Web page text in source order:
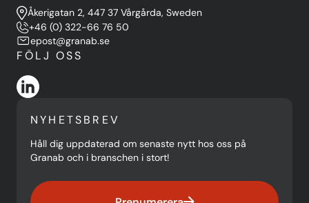
Åkerigatan 2, 447 37 Vårgårda, Sweden
+46 (0) 322-66 76 50
epost@granab.se
FÖLJ OSS
NYHETSBREV
Håll dig uppdaterad om senaste nytt hos oss på
Granab och i branschen i stort!